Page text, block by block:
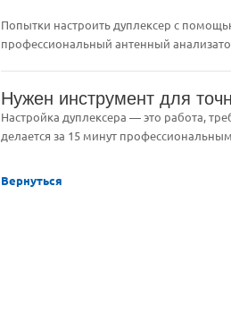
Попытки настроить дуплексер с
профессиональный антенный
Нужен инструмент для
Настройка дуплексера — это работа,
делается за 15 минут
Вернуться